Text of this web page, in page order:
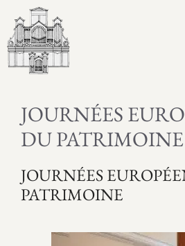
contenu
JOURNÉES
DU PATRIMOINE
JOURNÉES
PATRIMOINE